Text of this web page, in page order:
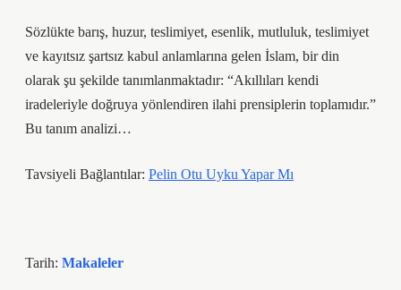
Sözlükte barış, huzur, teslimiyet, esenlik, mutluluk, teslimiyet
ve kayıtsız şartsız kabul anlamlarına gelen İslam, bir din
olarak şu şekilde tanımlanmaktadır: “Akıllıları kendi
iradeleriyle doğruya yönlendiren ilahi prensiplerin toplamıdır.”
Bu tanım analizi…
Tavsiyeli Bağlantılar: Pelin Otu Uyku Yapar Mı
Tarih: Makaleler